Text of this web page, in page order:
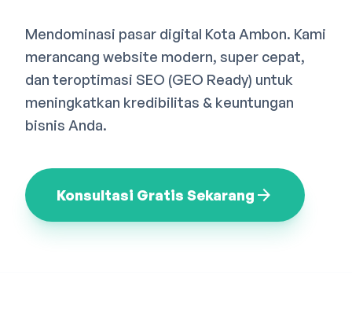
Bahasa Indonesia
Mendominasi pasar digital Kota Ambon. Kami
merancang website modern, super cepat,
dan teroptimasi SEO (GEO Ready) untuk
meningkatkan kredibilitas & keuntungan
bisnis Anda.
Konsultasi Gratis Sekarang arrow_forward